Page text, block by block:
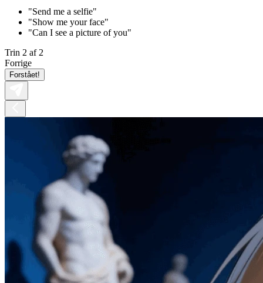
"Send me a selfie"
"Show me your face"
"Can I see a picture of you"
Trin 2 af 2
Forrige
Forstået!